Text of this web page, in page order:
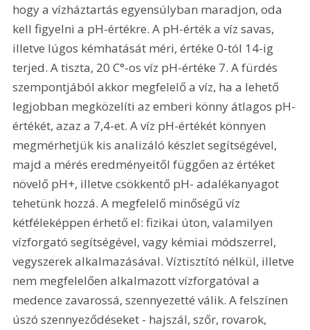
hogy a vízháztartás egyensúlyban maradjon, oda
kell figyelni a pH-értékre. A pH-érték a víz savas,
illetve lúgos kémhatását méri, értéke 0-tól 14-ig
terjed. A tiszta, 20 C°-os víz pH-értéke 7. A fürdés
szempontjából akkor megfelelő a víz, ha a lehető
legjobban megközelíti az emberi könny átlagos pH-
értékét, azaz a 7,4-et. A víz pH-értékét könnyen
megmérhetjük kis analizáló készlet segítségével,
majd a mérés eredményeitől függően az értéket
növelő pH+, illetve csökkentő pH- adalékanyagot
tehetünk hozzá. A megfelelő minőségű víz
kétféleképpen érhető el: fizikai úton, valamilyen
vízforgató segítségével, vagy kémiai módszerrel,
vegyszerek alkalmazásával. Víztisztító nélkül, illetve
nem megfelelően alkalmazott vízforgatóval a
medence zavarossá, szennyezetté válik. A felszínen
úszó szennyeződéseket - hajszál, szőr, rovarok,